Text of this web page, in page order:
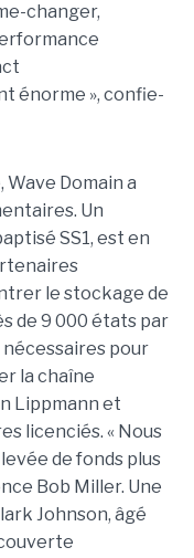
changer,
énorme », confie-
Domain a
Un
SS1, est en
le stockage de
de 9 000 états par
pour
la chaîne
Lippmann et
licenciés. « Nous
de fonds plus
Bob Miller. Une
Johnson, âgé